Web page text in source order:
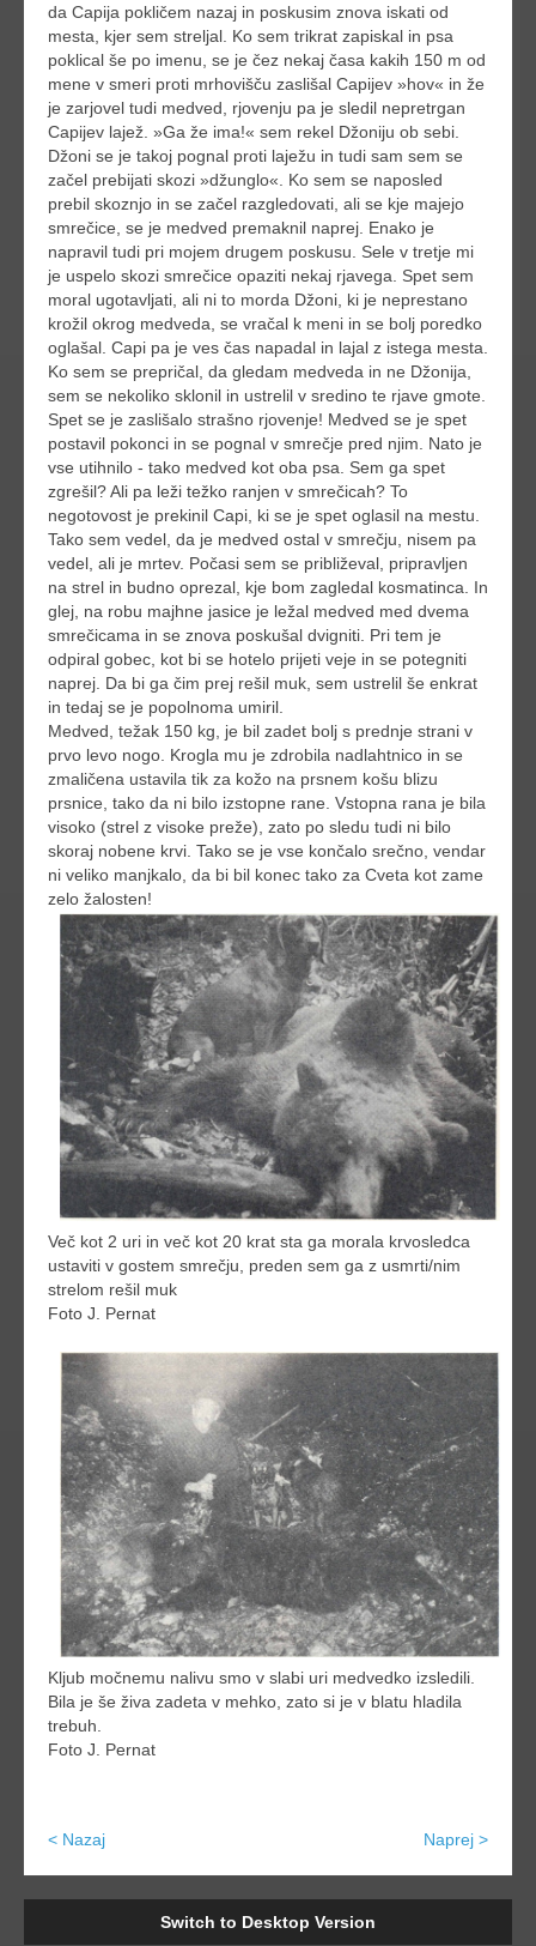
da Capija pokličem nazaj in poskusim znova iskati od
mesta, kjer sem streljal. Ko sem trikrat zapiskal in psa
poklical še po imenu, se je čez nekaj časa kakih 150 m od
mene v smeri proti mrhovišču zaslišal Capijev »hov« in že
je zarjovel tudi medved, rjovenju pa je sledil nepretrgan
Capijev lajež. »Ga že ima!« sem rekel Džoniju ob sebi.
Džoni se je takoj pognal proti laježu in tudi sam sem se
začel prebijati skozi »džunglo«. Ko sem se naposled
prebil skoznjo in se začel razgledovati, ali se kje majejo
smrečice, se je medved premaknil naprej. Enako je
napravil tudi pri mojem drugem poskusu. Sele v tretje mi
je uspelo skozi smrečice opaziti nekaj rjavega. Spet sem
moral ugotavljati, ali ni to morda Džoni, ki je neprestano
krožil okrog medveda, se vračal k meni in se bolj poredko
oglašal. Capi pa je ves čas napadal in lajal z istega mesta.
Ko sem se prepričal, da gledam medveda in ne Džonija,
sem se nekoliko sklonil in ustrelil v sredino te rjave gmote.
Spet se je zaslišalo strašno rjovenje! Medved se je spet
postavil pokonci in se pognal v smrečje pred njim. Nato je
vse utihnilo - tako medved kot oba psa. Sem ga spet
zgrešil? Ali pa leži težko ranjen v smrečicah? To
negotovost je prekinil Capi, ki se je spet oglasil na mestu.
Tako sem vedel, da je medved ostal v smrečju, nisem pa
vedel, ali je mrtev. Počasi sem se približeval, pripravljen
na strel in budno oprezal, kje bom zagledal kosmatinca. In
glej, na robu majhne jasice je ležal medved med dvema
smrečicama in se znova poskušal dvigniti. Pri tem je
odpiral gobec, kot bi se hotelo prijeti veje in se potegniti
naprej. Da bi ga čim prej rešil muk, sem ustrelil še enkrat
in tedaj se je popolnoma umiril.
Medved, težak 150 kg, je bil zadet bolj s prednje strani v
prvo levo nogo. Krogla mu je zdrobila nadlahtnico in se
zmaličena ustavila tik za kožo na prsnem košu blizu
prsnice, tako da ni bilo izstopne rane. Vstopna rana je bila
visoko (strel z visoke preže), zato po sledu tudi ni bilo
skoraj nobene krvi. Tako se je vse končalo srečno, vendar
ni veliko manjkalo, da bi bil konec tako za Cveta kot zame
zelo žalosten!
Več kot 2 uri in več kot 20 krat sta ga morala krvosledca
ustaviti v gostem smrečju, preden sem ga z usmrti/nim
strelom rešil muk
Foto J. Pernat
Kljub močnemu nalivu smo v slabi uri medvedko izsledili.
Bila je še živa zadeta v mehko, zato si je v blatu hladila
trebuh.
Foto J. Pernat
< Nazaj Naprej >
Switch to Desktop Version